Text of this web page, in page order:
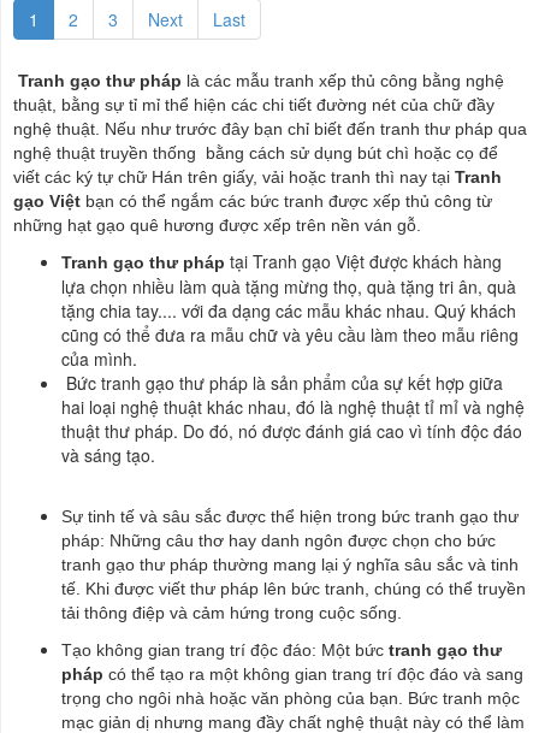
1 2 3 Next Last
Tranh gạo thư pháp là các mẫu tranh xếp thủ công bằng nghệ
thuật, bằng sự tỉ mỉ thể hiện các chi tiết đường nét của chữ đầy
nghệ thuật. Nếu như trước đây bạn chỉ biết đến tranh thư pháp qua
nghệ thuật truyền thống bằng cách sử dụng bút chì hoặc cọ để
viết các ký tự chữ Hán trên giấy, vải hoặc tranh thì nay tại Tranh
gạo Việt bạn có thể ngắm các bức tranh được xếp thủ công từ
những hạt gạo quê hương được xếp trên nền ván gỗ.
Tranh gạo thư pháp tại Tranh gạo Việt được khách hàng
lựa chọn nhiều làm quà tặng mừng thọ, quà tặng tri ân, quà
tặng chia tay.... với đa dạng các mẫu khác nhau. Quý khách
cũng có thể đưa ra mẫu chữ và yêu cầu làm theo mẫu riêng
của mình.
Bức tranh gạo thư pháp là sản phẩm của sự kết hợp giữa
hai loại nghệ thuật khác nhau, đó là nghệ thuật tỉ mỉ và nghệ
thuật thư pháp. Do đó, nó được đánh giá cao vì tính độc đáo
và sáng tạo.
Sự tinh tế và sâu sắc được thể hiện trong bức tranh gạo thư
pháp: Những câu thơ hay danh ngôn được chọn cho bức
tranh gạo thư pháp thường mang lại ý nghĩa sâu sắc và tinh
tế. Khi được viết thư pháp lên bức tranh, chúng có thể truyền
tải thông điệp và cảm hứng trong cuộc sống.
Tạo không gian trang trí độc đáo: Một bức tranh gạo thư
pháp có thể tạo ra một không gian trang trí độc đáo và sang
trọng cho ngôi nhà hoặc văn phòng của bạn. Bức tranh mộc
mạc giản dị nhưng mang đầy chất nghệ thuật này có thể làm